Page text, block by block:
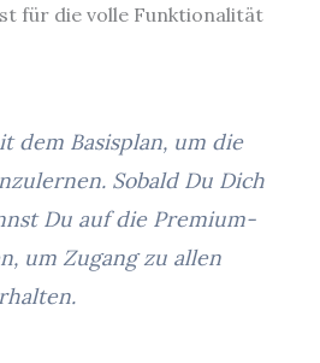
für die volle Funktionalität
dem Basisplan, um die
Sobald Du Dich
Du auf die Premium-
um Zugang zu allen